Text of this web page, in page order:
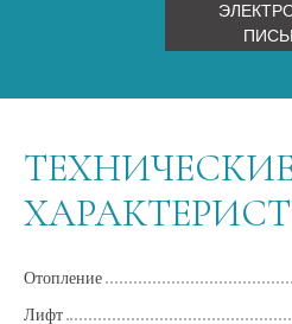
Отопление
Лифт